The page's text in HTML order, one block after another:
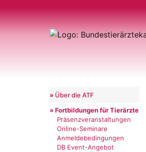
Über die ATF
Fortbildungen für Tierärzte
Präsenzveranstaltungen
Online-Seminare
Anmeldebedingungen
DB Event-Angebot